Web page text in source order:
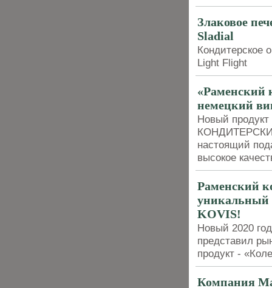
Злаковое
Sladial
Кондитерское
Light Flight
«Раменский
немецкий
Новый
настоящий
высокое
Раменский
уникальный
KOVIS!
Новый 2020
представил
продукт -
Компания